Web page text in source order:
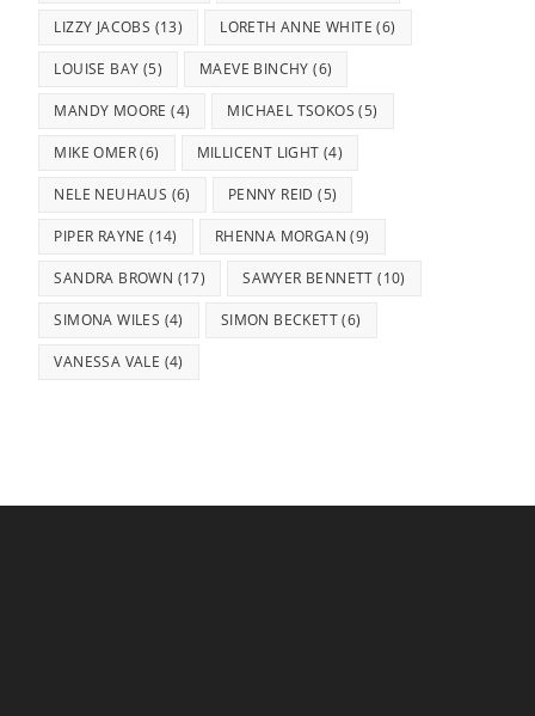
LIZZY JACOBS (13) LORETH ANNE WHITE (6)
LOUISE BAY (5) MAEVE BINCHY (6)
MANDY MOORE (4) MICHAEL TSOKOS (5)
MIKE OMER(6) MILLICENT LIGHT (4)
NELE NEUHAUS (6) PENNY REID (5)
PIPER RAYNE (14) RHENNA MORGAN (9)
SANDRA BROWN (17) SAWYER BENNETT (10)
SIMONA WILES (4) SIMON BECKETT(6)
VANESSA VALE (4)